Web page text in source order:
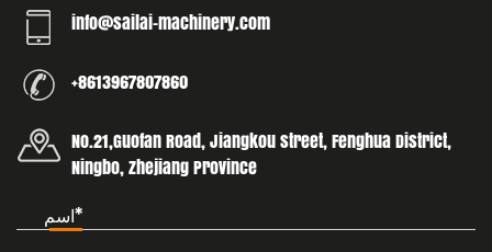
info@sailai-machinery.com
+8613967807860
No.21,Guofan Road, Jiangkou street, Fenghua District,
Ningbo, Zhejiang Province